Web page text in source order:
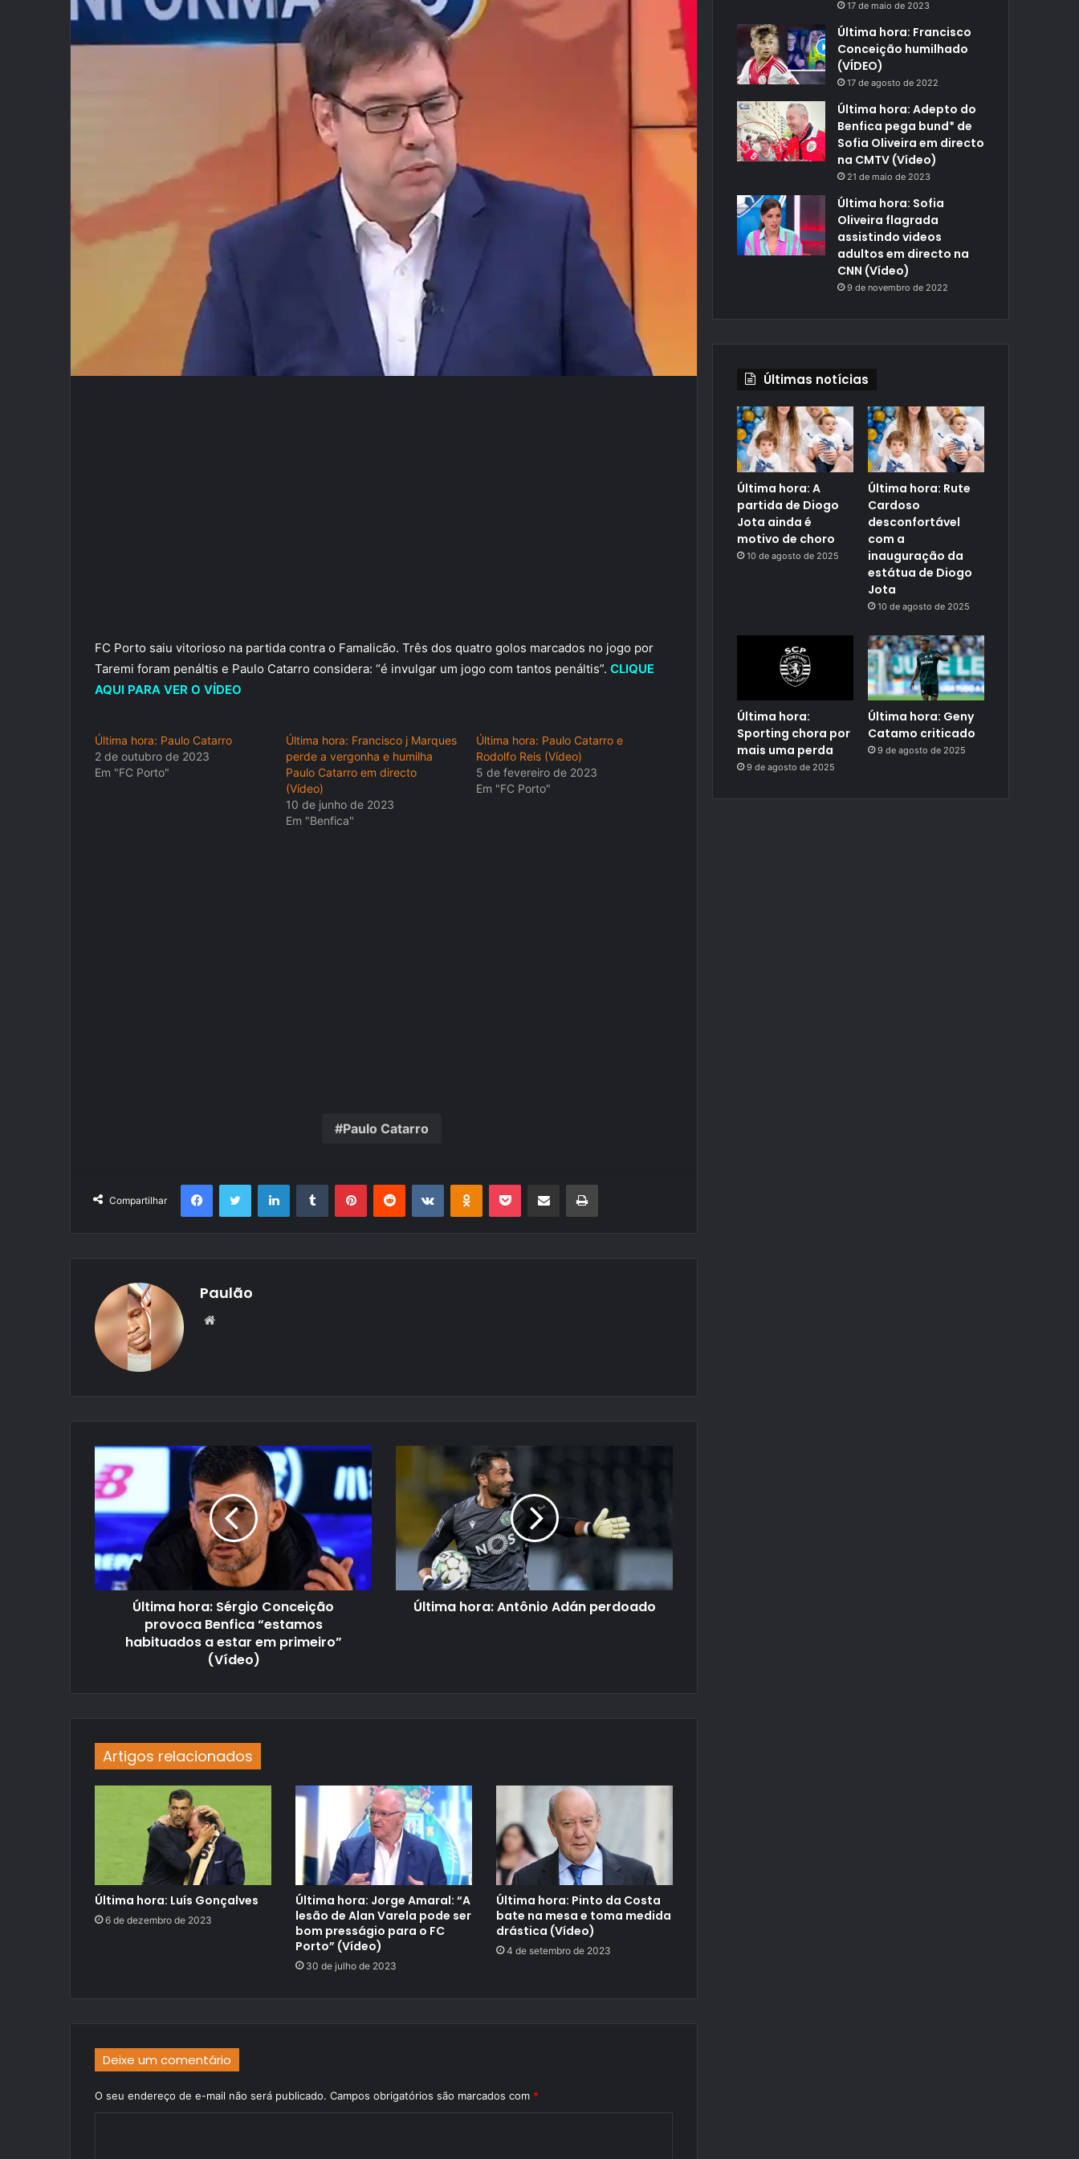
FC Porto saiu vitorioso na partida contra o Famalicão. Três dos quatro golos marcados no jogo por
Taremi foram penáltis e Paulo Catarro considera: “é invulgar um jogo com tantos penáltis”. CLIQUE
AQUI PARA VER O VÍDEO
Última hora: Paulo Catarro
2 de outubro de 2023
Em "FC Porto"
Última hora: Francisco j Marques
perde a vergonha e humilha
Paulo Catarro em directo
(Vídeo)
10 de junho de 2023
Em "Benfica"
Última hora: Paulo Catarro e
Rodolfo Reis (Vídeo)
5 de fevereiro de 2023
Em "FC Porto"
Paulo Catarro
Compartilhar
FacebookTwitter LinkedinTumblr PinterestReddit VK OK Pocket Compartilhar via e-mail Imprimir
Paulão
Website
Última hora: Sérgio Conceição
provoca Benfica “estamos
habituados a estar em primeiro”
(Vídeo)
Última hora: Antônio Adán perdoado
Artigos relacionados
Última hora: Luís Gonçalves
6 de dezembro de 2023
Última hora: Jorge Amaral: “A
lesão de Alan Varela pode ser
bom presságio para o FC
Porto” (Vídeo)
30 de julho de 2023
Última hora: Pinto da Costa
bate na mesa e toma medida
drástica (Vídeo)
4 de setembro de 2023
Deixe um comentário
O seu endereço de e-mail não será publicado. Campos obrigatórios são marcados com *
17 de maio de 2023
Última hora: Francisco
Conceição humilhado
(VÍDEO)
17 de agosto de 2022
Última hora: Adepto do
Benfica pega bund* de
Sofia Oliveira em directo
na CMTV (Vídeo)
21 de maio de 2023
Última hora: Sofia
Oliveira flagrada
assistindo videos
adultos em directo na
CNN (Vídeo)
9 de novembro de 2022
Últimas notícias
Última hora: A
partida de Diogo
Jota ainda é
motivo de choro
10 de agosto de 2025
Última hora: Rute
Cardoso
desconfortável
com a
inauguração da
estátua de Diogo
Jota
10 de agosto de 2025
Última hora:
Sporting chora por
mais uma perda
9 de agosto de 2025
Última hora: Geny
Catamo criticado
9 de agosto de 2025